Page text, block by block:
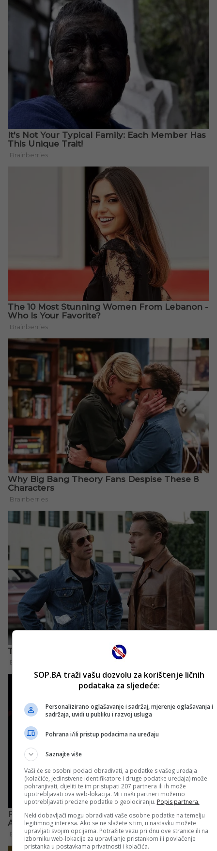
SOP.BA traži vašu dozvolu za korištenje ličnih
podataka za sljedeće:
Personalizirano oglašavanje i sadržaj, mjerenje oglašavanja i
sadržaja, uvidi u publiku i razvoj usluga
Pohrana i/ili pristup podacima na uređaju
Saznajte više
Vaši će se osobni podaci obrađivati, a podatke s vašeg uređaja
(kolačiće, jedinstvene identifikatore i druge podatke uređaja) može
pohranjivati, dijeliti te im pristupati 207 partnera ili ih može
upotrebljavati ova web-lokacija. Mi i naši partneri možemo
upotrebljavati precizne podatke o geolociranju. Popis partnera.
Neki dobavljači mogu obrađivati vaše osobne podatke na temelju
legitimnog interesa. Ako se ne slažete s tim, u nastavku možete
upravljati svojim opcijama. Potražite vezu pri dnu ove stranice ili na
izborniku web-lokacije za upravljanje pristankom ili povlačenje
pristanka u postavkama privatnosti i kolačića.